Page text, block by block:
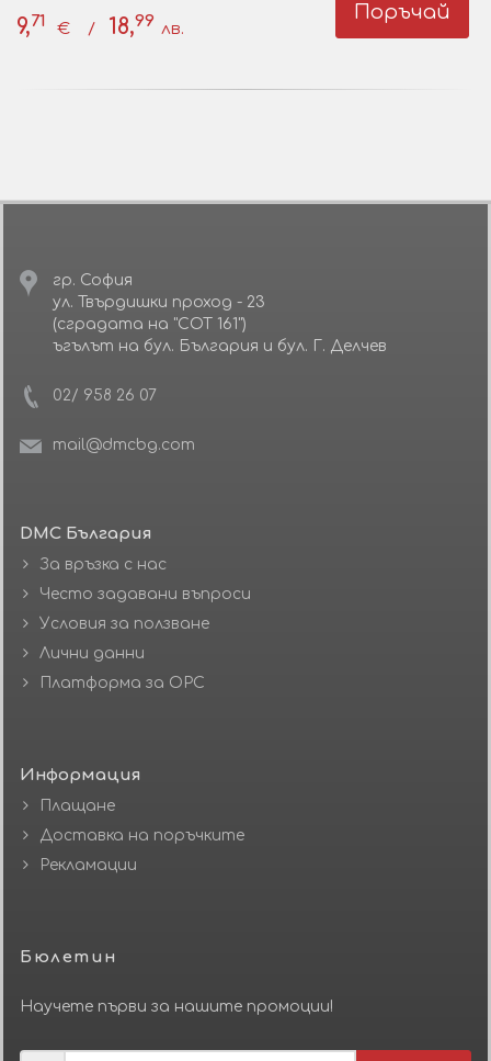
9,71 € / 18,99 лв.
Поръчай
гр. София
ул. Твърдишки проход - 23
(сградата на "СОТ 161")
ъгълът на бул. България и бул. Г. Делчев
02/ 958 26 07
mail@dmcbg.com
DMC България
За връзка с нас
Често задавани въпроси
Условия за ползване
Лични данни
Платформа за ОРС
Информация
Плащане
Доставка на поръчките
Рекламации
Бюлетин
Научете първи за нашите промоции!